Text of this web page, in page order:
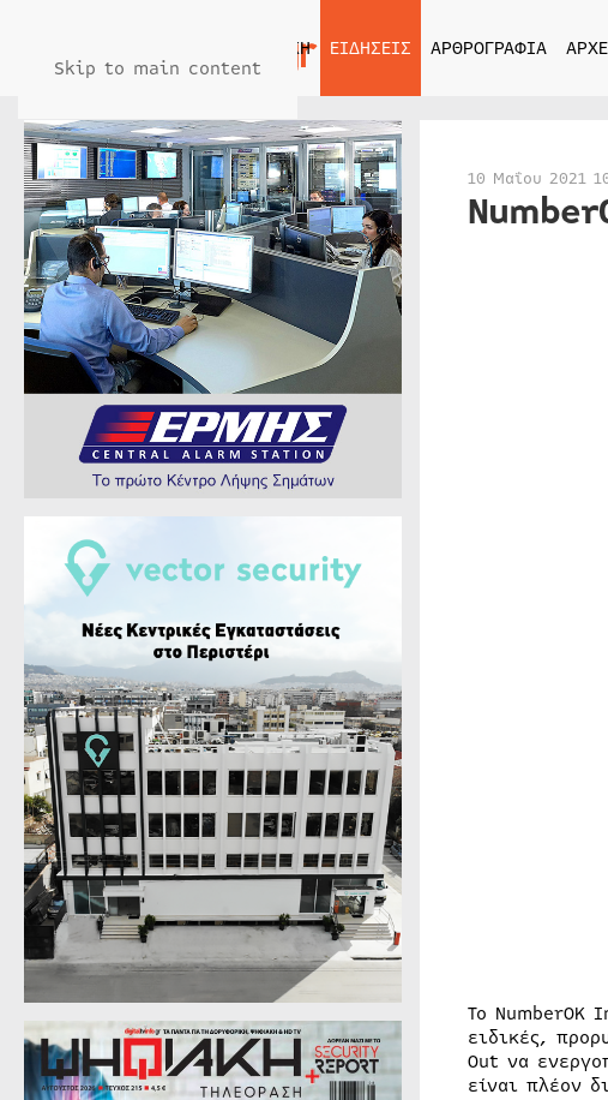
Skip to main content
ΑΡΧΙΚΗ ΕΙΔΗΣΕΙΣ ΑΡΘΡΟΓΡΑΦΙΑ
10 Μαΐου 2021
Το NumberOK
ειδικές,
Out να
είναι πλέον